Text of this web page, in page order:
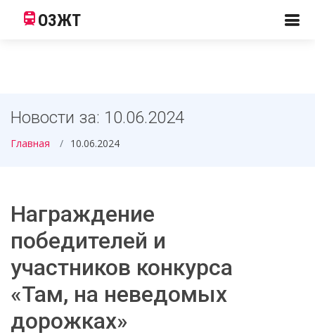
ОЗЖТ
Новости за: 10.06.2024
Главная 10.06.2024
Награждение
победителей и
участников конкурса
«Там, на неведомых
дорожках»